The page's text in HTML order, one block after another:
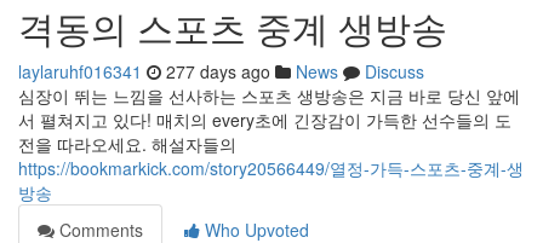
격동의 스포츠 중계 생방송
laylaruhf016341 277 days ago News
Discuss
심장이 뛰는 느낌을 선사하는 스포츠 생방송은 지금 바로 당신 앞에
서 펼쳐지고 있다! 매치의 every초에 긴장감이 가득한 선수들의 도
전을 따라오세요. 해설자들의
https://bookmarkick.com/story20566449/열정-가득-스포츠-중계-생
방송
Comments
Who Upvoted